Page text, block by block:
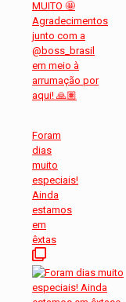
Foram
dias
muito
especiais!
Ainda
estamos
em
êxtas